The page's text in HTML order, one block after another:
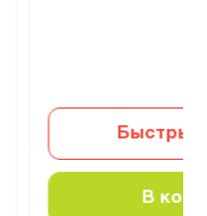
Быстрый
В